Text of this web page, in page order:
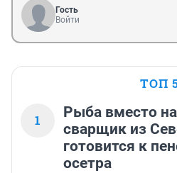
Гость
Войти
ТОП
1
Рыба вместо
сварщик из
готовится к
осетра